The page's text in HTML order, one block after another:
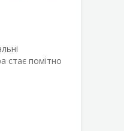
стає помітно